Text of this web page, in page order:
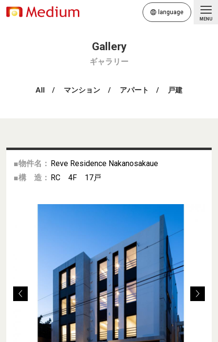
language
MENU
ギャラリー
All マンション アパート 戸建
■物件名： Reve Residence Nakanosakaue
■構 造： RC 4F 17戸